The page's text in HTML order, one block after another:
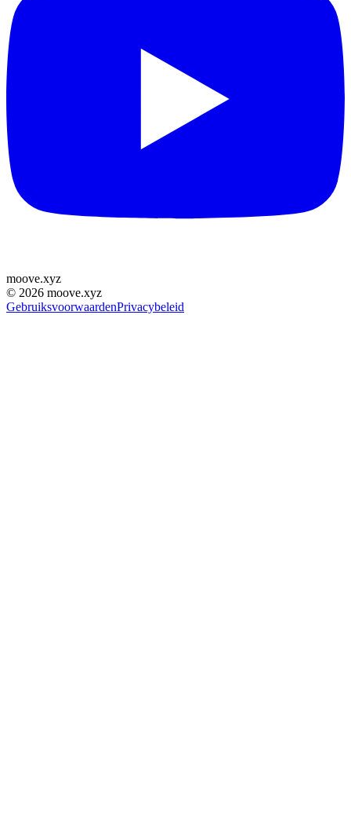
moove.xyz
© 2026 moove.xyz
GebruiksvoorwaardenPrivacybeleid